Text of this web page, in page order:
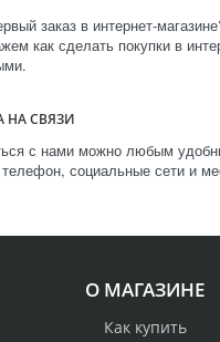
заказ в интернет-
как сделать покупки в
НА СВЯЗИ
с нами можно любым
социальные сети и
О МАГАЗИНЕ
Как купить